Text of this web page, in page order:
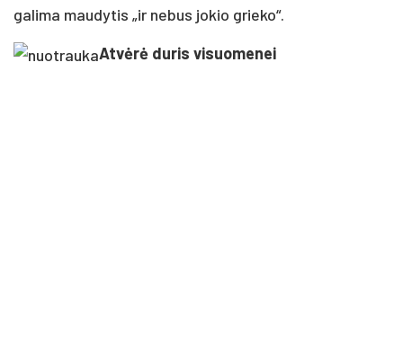
galima maudytis „ir nebus jokio grieko“.
Atvėrė duris visuomenei